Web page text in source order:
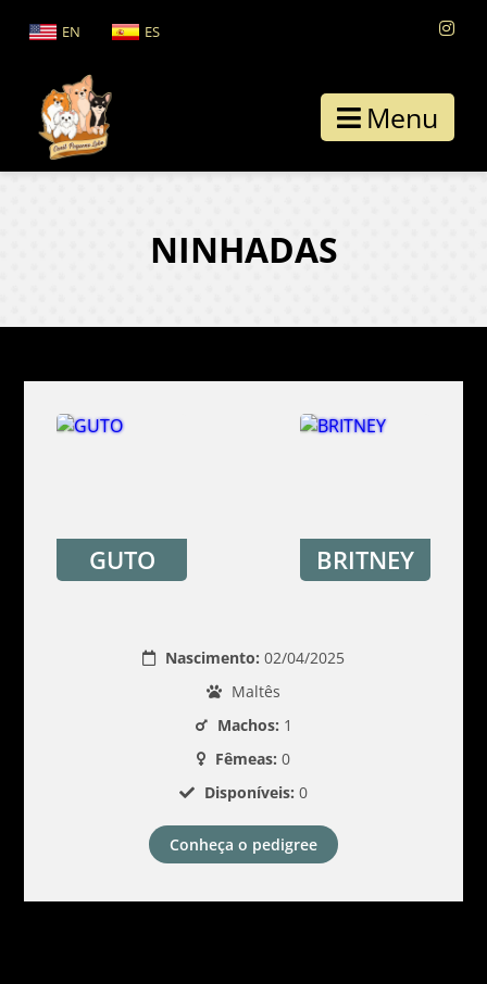
EN ES
Menu
NINHADAS
GUTO BRITNEY
Nascimento: 02/04/2025
Maltês
Machos: 1
Fêmeas: 0
Disponíveis: 0
Conheça o pedigree